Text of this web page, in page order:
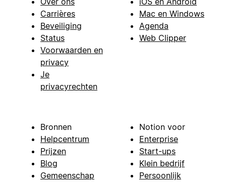
Carrières
Beveiliging
Status
Voorwaarden en
privacy
Je
privacyrechten
Mac en Windows
Agenda
Web Clipper
Bronnen
Helpcentrum
Prijzen
Blog
Gemeenschap
Notion voor
Enterprise
Start-ups
Klein bedrijf
Persoonlijk